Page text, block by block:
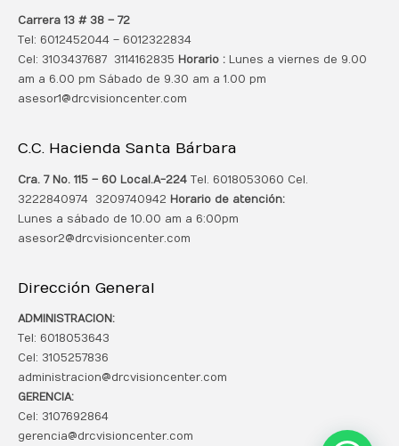
Carrera 13 # 38 – 72
Tel: 6012452044 – 6012322834
Cel: 3103437687 3114162835 Horario : Lunes a viernes de 9.00
am a 6.00 pm Sábado de 9.30 am a 1.00 pm
asesor1@drcvisioncenter.com
C.C. Hacienda Santa Bárbara
Cra. 7 No. 115 – 60 Local.A-224 Tel. 6018053060 Cel.
3222840974 3209740942 Horario de atención:
Lunes a sábado de 10.00 am a 6:00pm
asesor2@drcvisioncenter.com
Dirección General
ADMINISTRACION:
Tel: 6018053643
Cel: 3105257836
administracion@drcvisioncenter.com
GERENCIA:
Cel: 3107692864
gerencia@drcvisioncenter.com